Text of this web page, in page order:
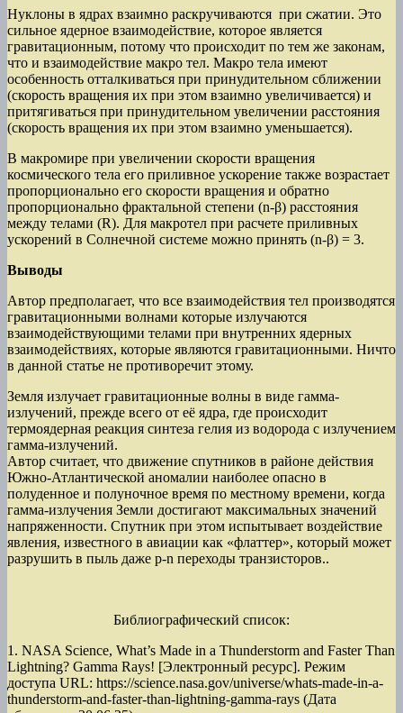
Нуклоны в ядрах взаимно раскручиваются при сжатии. Это
сильное ядерное взаимодействие, которое является
гравитационным, потому что происходит по тем же законам,
что и взаимодействие макро тел. Макро тела имеют
особенность отталкиваться при принудительном сближении
(скорость вращения их при этом взаимно увеличивается) и
притягиваться при принудительном увеличении расстояния
(скорость вращения их при этом взаимно уменьшается).
В макромире при увеличении скорости вращения
космического тела его приливное ускорение также возрастает
пропорционально его скорости вращения и обратно
пропорционально фрактальной степени (n-β) расстояния
между телами (R). Для макротел при расчете приливных
ускорений в Солнечной системе можно принять (n-β) = 3.
Выводы
Автор предполагает, что все взаимодействия тел производятся
гравитационными волнами которые излучаются
взаимодействующими телами при внутренних ядерных
взаимодействиях, которые являются гравитационными. Ничто
в данной статье не противоречит этому.
Земля излучает гравитационные волны в виде гамма-
излучений, прежде всего от её ядра, где происходит
термоядерная реакция синтеза гелия из водорода с излучением
гамма-излучений.
Автор считает, что движение спутников в районе действия
Южно-Атлантической аномалии наиболее опасно в
полуденное и полуночное время по местному времени, когда
гамма-излучения Земли достигают максимальных значений
напряженности. Спутник при этом испытывает воздействие
явления, известного в авиации как «флаттер», который может
разрушить в пыль даже р-n переходы транзисторов..
Библиографический список:
1. NASA Science, What’s Made in a Thunderstorm and Faster Than
Lightning? Gamma Rays! [Электронный ресурс]. Режим
доступа URL: https://science.nasa.gov/universe/whats-made-in-a-
thunderstorm-and-faster-than-lightning-gamma-rays (Дата